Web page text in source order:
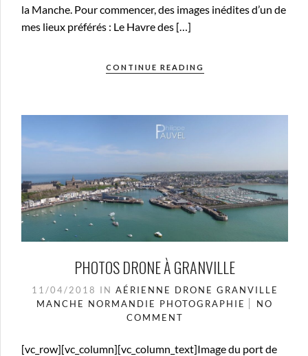
la Manche. Pour commencer, des images inédites d’un de
mes lieux préférés : Le Havre des […]
CONTINUE READING
PHOTOS DRONE À GRANVILLE
11/04/2018 IN AÉRIENNE DRONE GRANVILLE
MANCHE NORMANDIE PHOTOGRAPHIE
NO
COMMENT
[vc_row][vc_column][vc_column_text]Image du port de